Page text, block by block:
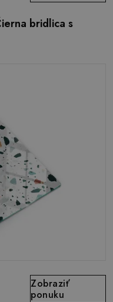
bridlica s
Zobraziť
ponuku